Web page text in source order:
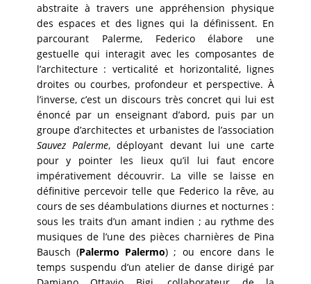
abstraite à travers une appréhension physique
des espaces et des lignes qui la définissent. En
parcourant Palerme, Federico élabore une
gestuelle qui interagit avec les composantes de
l’architecture : verticalité et horizontalité, lignes
droites ou courbes, profondeur et perspective. À
l’inverse, c’est un discours très concret qui lui est
énoncé par un enseignant d’abord, puis par un
groupe d’architectes et urbanistes de l’association
Sauvez Palerme, déployant devant lui une carte
pour y pointer les lieux qu’il lui faut encore
impérativement découvrir. La ville se laisse en
définitive percevoir telle que Federico la rêve, au
cours de ses déambulations diurnes et nocturnes :
sous les traits d’un amant indien ; au rythme des
musiques de l’une des pièces charnières de Pina
Bausch (Palermo Palermo) ; ou encore dans le
temps suspendu d’un atelier de danse dirigé par